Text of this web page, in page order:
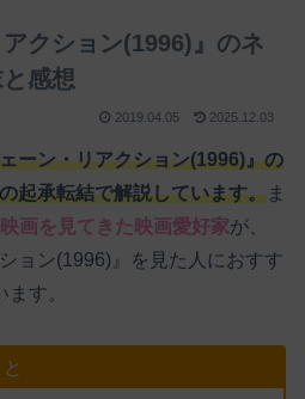
クション(1996)』のネ
感想
2019.04.05 2025.12.03
ーン・リアクション(1996)』の
起承転結で解説しています。 ま
画を見てきた映画愛好家が、
ョン(1996)』を見た人におすす
す。